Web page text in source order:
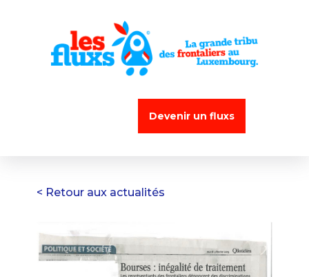
Devenir un fluxs
< Retour aux actualités